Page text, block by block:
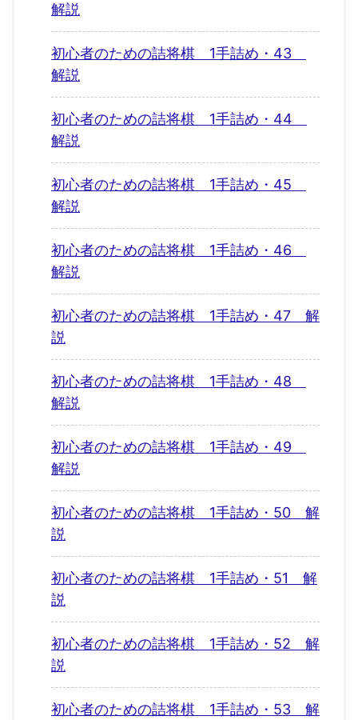
解説
初心者のための詰将棋 1手詰め・43
解説
初心者のための詰将棋 1手詰め・44
解説
初心者のための詰将棋 1手詰め・45
解説
初心者のための詰将棋 1手詰め・46
解説
初心者のための詰将棋 1手詰め・47 解
説
初心者のための詰将棋 1手詰め・48
解説
初心者のための詰将棋 1手詰め・49
解説
初心者のための詰将棋 1手詰め・50 解
説
初心者のための詰将棋 1手詰め・51 解
説
初心者のための詰将棋 1手詰め・52 解
説
初心者のための詰将棋 1手詰め・53 解